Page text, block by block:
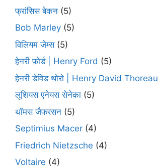
फ्रांसिस बेकन (5)
Bob Marley (5)
विलियम जेम्स(5)
हेनरी फ़ोर्ड | Henry Ford (5)
हेनरी डेविड थोरो | Henry David Thoreau
लूशियस एनेयस सेनेका (5)
थॉमस जैफरसन (5)
Septimius Macer (4)
Friedrich Nietzsche (4)
Voltaire (4)